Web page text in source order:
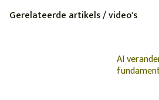
Gerelateerde artikels / video's
AI